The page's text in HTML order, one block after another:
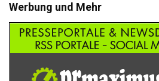
Werbung und Mehr